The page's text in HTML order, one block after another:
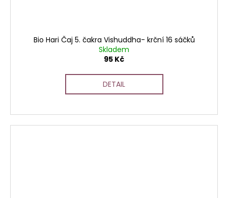
Bio Hari Čaj 5. čakra Vishuddha- krční 16 sáčků
Skladem
95 Kč
DETAIL